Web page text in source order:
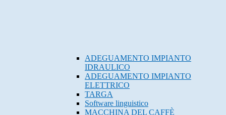
ADEGUAMENTO IMPIANTO
IDRAULICO
ADEGUAMENTO IMPIANTO
ELETTRICO
TARGA
Software linguistico
MACCHINA DEL CAFFÈ